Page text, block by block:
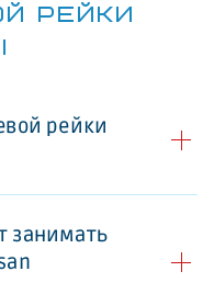
РЕЙКИ
рейки
занимать